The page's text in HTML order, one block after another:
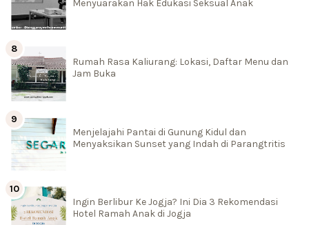
Menyuarakan Hak Edukasi Seksual Anak
Rumah Rasa Kaliurang: Lokasi, Daftar Menu dan
Jam Buka
Menjelajahi Pantai di Gunung Kidul dan
Menyaksikan Sunset yang Indah di Parangtritis
Ingin Berlibur Ke Jogja? Ini Dia 3 Rekomendasi
Hotel Ramah Anak di Jogja